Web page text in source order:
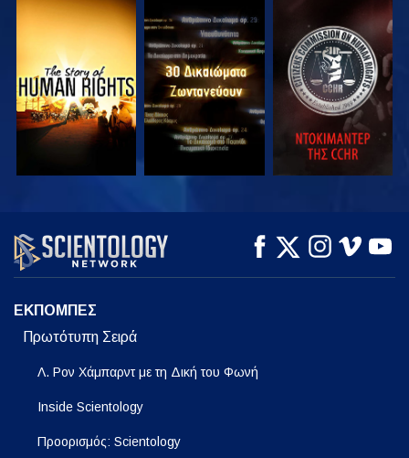
ΠΑΡΑΚΟΛΟΥΘΗΣΤΕ ΠΑΡΑΚΟΛΟΥΘΗΣΤΕ ΠΑΡΑΚΟΛΟΥΘΗΣΤΕ
ΠΑΡΑΚΟΛΟΥΘΗΣΤΕ ΠΑΡΑΚΟΛΟΥΘΗΣΤΕ
ΕΞΕΡΕΥΝΗΣΤΕ ΤΗ
ΣΕΙΡΑ
ΕΚΠΟΜΠΕΣ
Πρωτότυπη Σειρά
Λ. Ρον Χάμπαρντ με τη Δική του Φωνή
Inside Scientology
Προορισμός: Scientology